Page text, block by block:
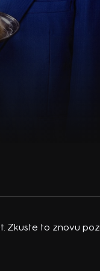
Zkuste to znovu